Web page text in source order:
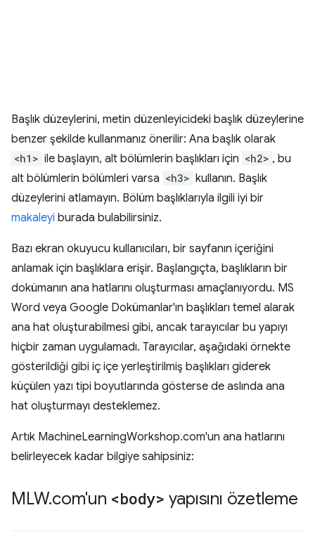
Başlık düzeylerini, metin düzenleyicideki başlık düzeylerine
benzer şekilde kullanmanız önerilir: Ana başlık olarak
<h1> ile başlayın, alt bölümlerin başlıkları için <h2> , bu
alt bölümlerin bölümleri varsa <h3> kullanın. Başlık
düzeylerini atlamayın. Bölüm başlıklarıyla ilgili iyi bir
makaleyi burada bulabilirsiniz.
Bazı ekran okuyucu kullanıcıları, bir sayfanın içeriğini
anlamak için başlıklara erişir. Başlangıçta, başlıkların bir
dokümanın ana hatlarını oluşturması amaçlanıyordu. MS
Word veya Google Dokümanlar'ın başlıkları temel alarak
ana hat oluşturabilmesi gibi, ancak tarayıcılar bu yapıyı
hiçbir zaman uygulamadı. Tarayıcılar, aşağıdaki örnekte
gösterildiği gibi iç içe yerleştirilmiş başlıkları giderek
küçülen yazı tipi boyutlarında gösterse de aslında ana
hat oluşturmayı desteklemez.
Artık MachineLearningWorkshop.com'un ana hatlarını
belirleyecek kadar bilgiye sahipsiniz:
MLW.com'un <body> yapısını özetleme